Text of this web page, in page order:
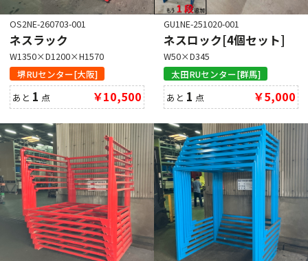
OS2NE-260703-001
ネスラック
W1350×D1200×H1570
堺RUセンター[大阪]
あと 1 点 ￥10,500
GU1NE-251020-001
ネスロック[4個セット]
W50×D345
太田RUセンター[群馬]
あと 1 点 ￥5,000